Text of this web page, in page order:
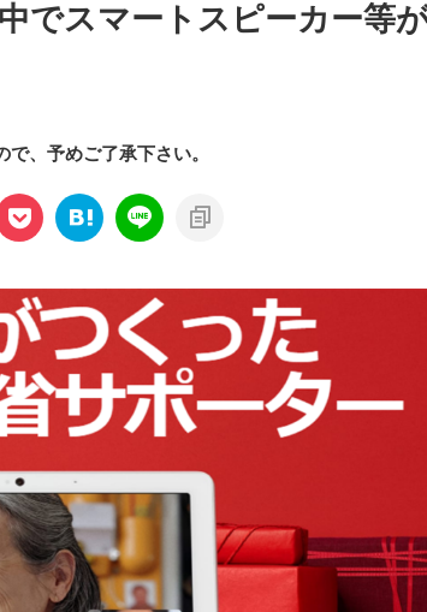
でスマートスピーカー等
、予めご了承下さい。